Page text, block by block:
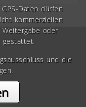
Daten dürfen
kommerziellen
oder
gestattet.
und die